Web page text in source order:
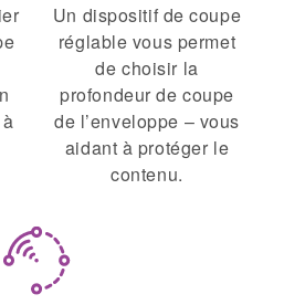
Un dispositif de coupe
réglable vous permet
de choisir la
profondeur de coupe
de l’enveloppe – vous
aidant à protéger le
contenu.